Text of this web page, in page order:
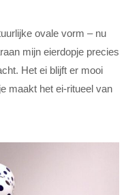
ovale vorm – nu
mijn eierdopje precies
Het ei blijft er mooi
maakt het ei-ritueel van